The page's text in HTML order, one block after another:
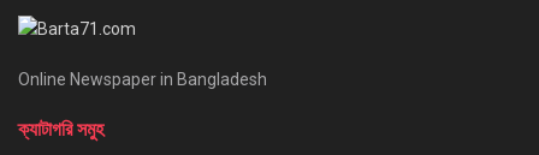
Online Newspaper in Bangladesh
ক্যাটাগরি সমুহ